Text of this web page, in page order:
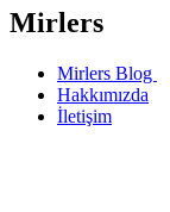
Mirlers
Mirlers Blog
Hakkımızda
İletişim